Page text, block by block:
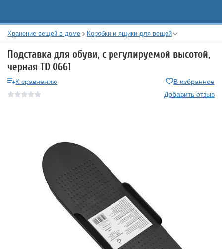
Хранение вещей в доме Коробки и ящики для вещей
Подставка для обуви, с регулируемой высотой,
черная TD 0661
К сравнению
В избранное
Добавить отзыв